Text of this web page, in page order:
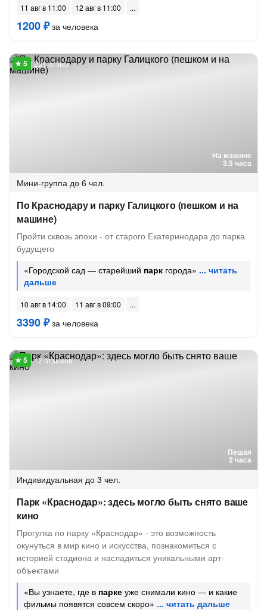
11 авг в 11:00 12 авг в 11:00
1200 ₽за человека
На машине
3.5 часа
231 отзыв
Мини-группа до 6 чел.
По Краснодару и парку Галицкого (пешком и на
машине)
Пройти сквозь эпохи - от старого Екатеринодара до парка
будущего
«Городской сад — старейший парк города»
10 авг в 14:00 11 авг в 09:00
3390 ₽за человека
Пешая
2 часа
12 отзывов
Индивидуальная до 3 чел.
Парк «Краснодар»: здесь могло быть снято ваше
кино
Прогулка по парку «Краснодар» - это возможность
окунуться в мир кино и искусства, познакомиться с
историей стадиона и насладиться уникальными арт-
объектами
«Вы узнаете, где в парке уже снимали кино — и какие
фильмы появятся совсем скоро»